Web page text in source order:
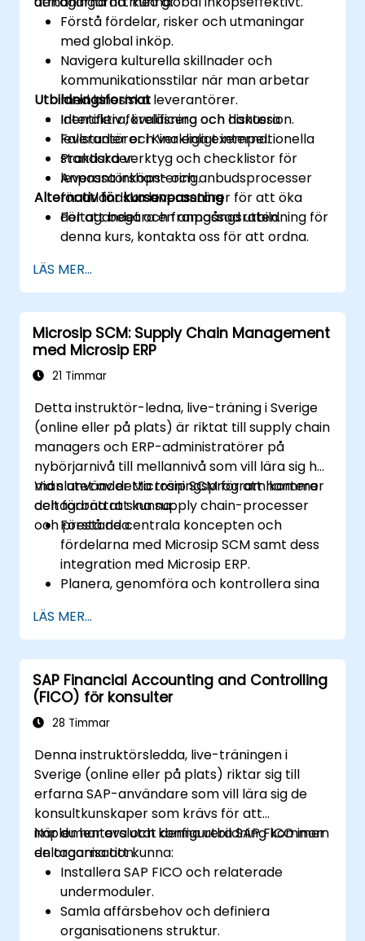
Förstå fördelar, risker och utmaningar
med global inköp.
Navigera kulturella skillnader och
kommunikationsstilar när man arbetar
med kinesiska leverantörer.
Identifiera, kvalificera och hantera
leverantörer i Kina enligt internationella
standarder.
Anpassa inköps- och anbudsprocesser
för utländska leverantörer för att öka
deltagandet och framgångsraten.
Utbildningsformat
Interaktiv föreläsning och diskussion.
Fallstudier och verkliga exempel.
Praktiska verktyg och checklistor för
leverantörshantering.
Alternativ för kursanpassning
För att begära en anpassad utbildning för
denna kurs, kontakta oss för att ordna.
LÄS MER...
Microsip SCM: Supply Chain Management
med Microsip ERP
21 Timmar
Detta instruktör-ledna, live-träning i Sverige
(online eller på plats) är riktat till supply chain
managers och ERP-administratörer på
nybörjarnivå till mellannivå som vill lära sig hur
man använder Microsip SCM för att hantera
och förbättra sina supply chain-processer
och prestanda.
Vid slutet av detta träningsprogram kommer
deltagarna att kunna:
Förstå de centrala koncepten och
fördelarna med Microsip SCM samt dess
integration med Microsip ERP.
Planera, genomföra och kontrollera sina
Microsip SCM.
Övervaka och analysera sin supply chains
prestanda samt identifiera
förbättringsmöjligheter.
Samarbeta och kommunicera med sina
leverantörer, kunder och partners.
LÄS MER...
SAP Financial Accounting and Controlling
(FICO) för konsulter
28 Timmar
Denna instruktörsledda, live-träningen i
Sverige (online eller på plats) riktar sig till
erfarna SAP-användare som vill lära sig de
konsultkunskaper som krävs för att
implementera och konfigurera SAP FICO inom
en organisation.
När du har avslutat denna utbildning kommer
deltagarna att kunna:
Installera SAP FICO och relaterade
undermoduler.
Samla affärsbehov och definiera
organisationens struktur.